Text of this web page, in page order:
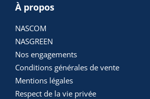
À propos
NASCOM
NASGREEN
Nos engagements
Conditions générales de vente
Mentions légales
Respect de la vie privée